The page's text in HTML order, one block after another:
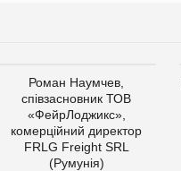
Роман Наумчев,
співзасновник ТОВ
«ФейрЛоджикс»,
комерційний директор
FRLG Freight SRL
(Румунія)